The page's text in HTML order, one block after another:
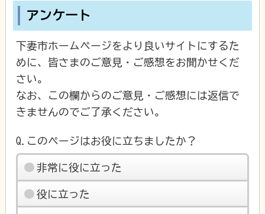
アンケート
下妻市ホームページをより良いサイトにするた
めに、皆さまのご意見・ご感想をお聞かせくだ
さい。
なお、この欄からのご意見・ご感想には返信で
きませんのでご了承ください。
Q.このページはお役に立ちましたか？
非常に役に立った
役に立った